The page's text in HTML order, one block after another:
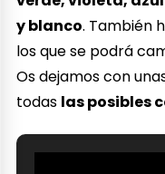
y blanco. También
los que se podrá
Os dejamos con
todas las posibles